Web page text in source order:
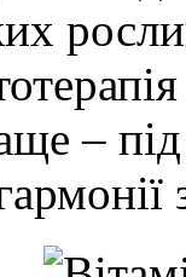
–